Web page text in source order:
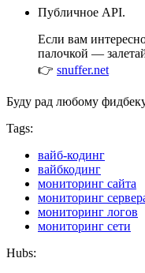
Публичное API.
Если вам
палочкой —
👉 snuffer.net
Буду рад любому
Tags:
вайб-кодинг
вайбкодинг
мониторинг сайта
мониторинг
мониторинг логов
мониторинг сети
Hubs: